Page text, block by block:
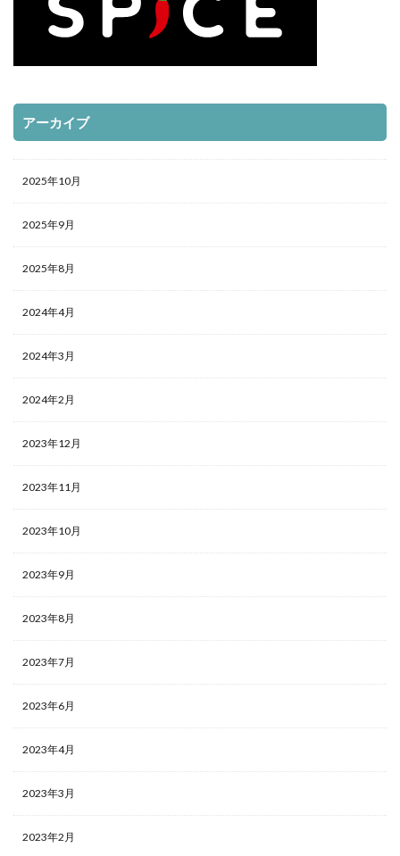
アーカイブ
2025年10月
2025年9月
2025年8月
2024年4月
2024年3月
2024年2月
2023年12月
2023年11月
2023年10月
2023年9月
2023年8月
2023年7月
2023年6月
2023年4月
2023年3月
2023年2月